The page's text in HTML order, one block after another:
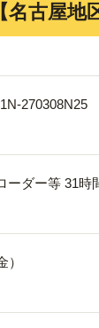
古屋地区
270308N25
ーダー等 31時
）